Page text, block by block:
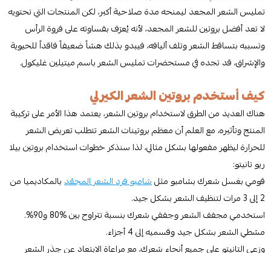
تمليس الشعر المجعد ليمنحه مدة صلاحية أكبر، لكن المنتجات التي تحتويه
لا تعد أفضل بروتين للشعر المجعد، لأنه يُعرَف بقساوته على فروة الرأس
وتسببه بتساقط الشعر وتلف أليافه، فيبدو بذلك هشاً ضعيفاً فاقداً للحيوية
والإشراق، قد تجده في مستحضرات تمليس الشعر باسم ميتيلين غليكول.
كيف أستخدم بروتين الشعر الكيرلي
هناك العديد من الطرق لاستخدام بروتين الشعر، يعتمد هذا الأمر على تركيبة
المنتج وتأثيره، مع العلم أن معظم بروتينات الشعر تتطلب تعريض الشعر
للحرارة ليظهر مفعولها بشكل مثالي، لذا سنذكر خطوات استخدام بروتين بيلا
ريو تانيتو:
قومي بغسل شعرك بشامبو مثلشامبو فرد الشعر المجعّدبالمكاديميا من
2 إلى 3 مرات لتنظيف الشعر بشكل جيد.
استخدمي مجفف الشعر وجففي شعرك بنسبة تتراوح بين %80 و90%.
مشطي الشعر بشكل جيد وقسميه إلى 4 أجزاء.
وزعي التانيتو على جميع أنحاء شعرك، مع مراعاة الابتعاد عن جذر الشعر